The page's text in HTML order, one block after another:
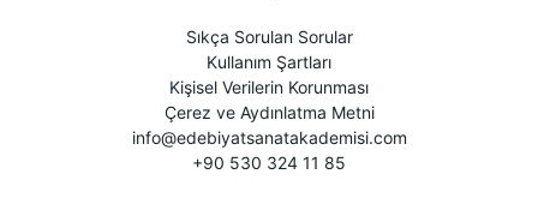
Sıkça Sorulan Sorular
Kullanım Şartları
Kişisel Verilerin Korunması
Çerez ve Aydınlatma Metni
info@edebiyatsanatakademisi.com
+90 530 324 11 85